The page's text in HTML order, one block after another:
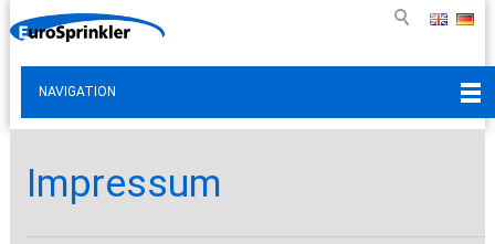
NAVIGATION
Impressum